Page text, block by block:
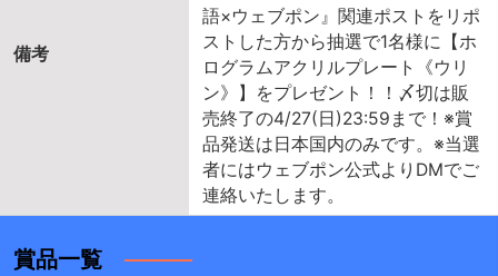
備考
語×ウェブポン』関連ポストをリポ
ストした方から抽選で1名様に【ホ
ログラムアクリルプレート《ウリ
ン》】をプレゼント！！〆切は販
売終了の4/27(日)23:59まで！※賞
品発送は日本国内のみです。※当選
者にはウェブポン公式よりDMでご
連絡いたします。
賞品一覧